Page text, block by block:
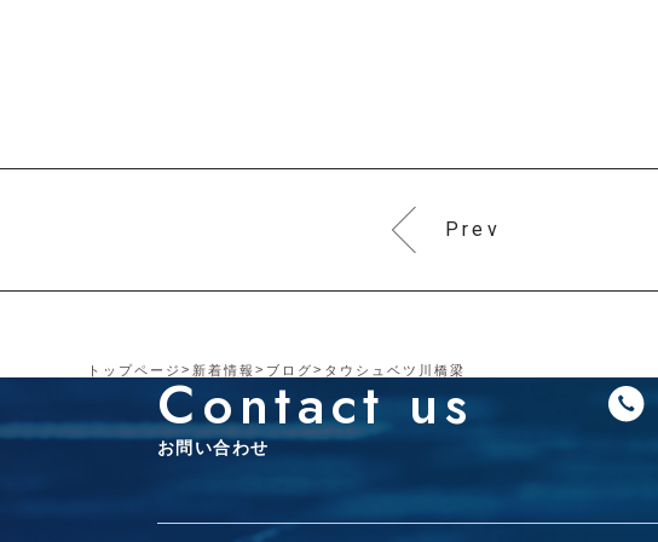
Prev
トップページ 新着情報 ブログ タウシュベツ川橋梁
Contact us
お問い合わせ